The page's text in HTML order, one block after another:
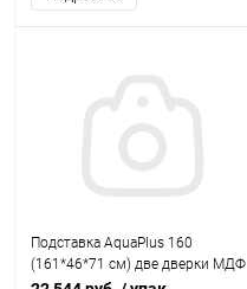
Подставка AquaPlus 160
(161*46*71 см) две дверки МДФ
со стеклами, дуб сонома, в